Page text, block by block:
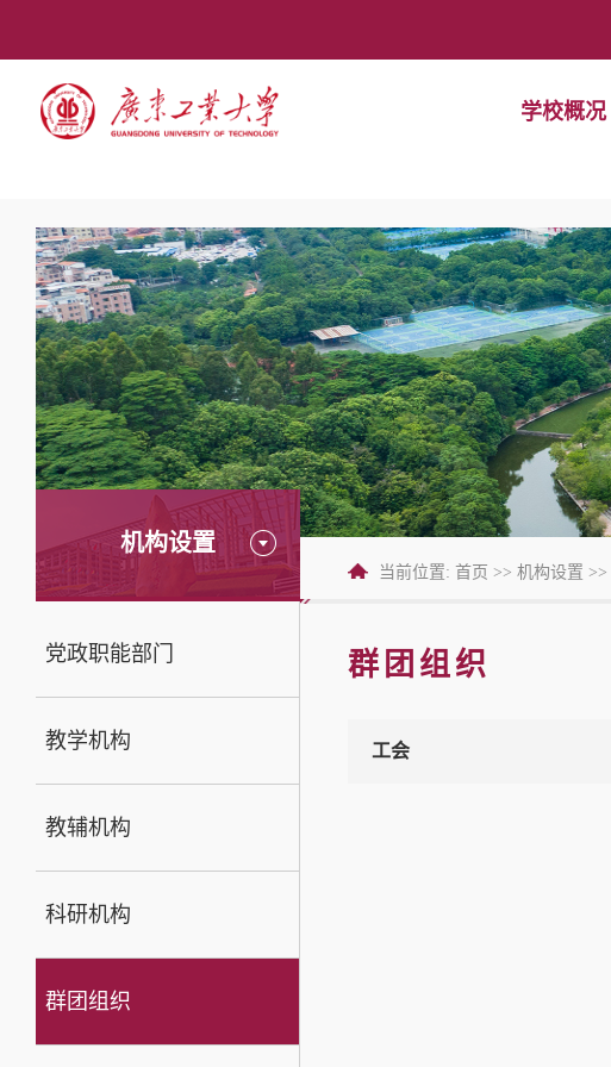
学校概况
机构设置
党政职能部门
教学机构
教辅机构
科研机构
群团组织
当前位置: 首页 >> 机构设置 >>
群团组织
工会